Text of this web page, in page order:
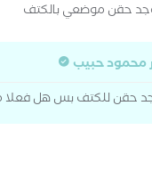
حقن موضعي بالكتف
محمود حبيب
حقن للكتف بس هل فعلا